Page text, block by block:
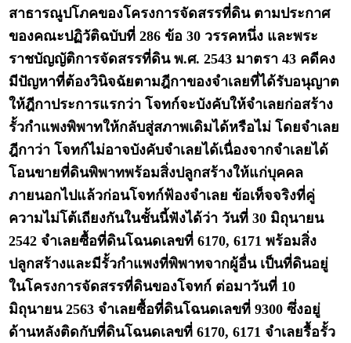
สาธารณูปโภคของโครงการจัดสรรที่ดิน ตามประกาศ
ของคณะปฏิวัติฉบับที่ 286 ข้อ 30 วรรคหนึ่ง และพระ
ราชบัญญัติการจัดสรรที่ดิน พ.ศ. 2543 มาตรา 43 คดีคง
มีปัญหาที่ต้องวินิจฉัยตามฎีกาของจำเลยที่ได้รับอนุญาต
ให้ฎีกาประการแรกว่า โจทก์จะบังคับให้จำเลยก่อสร้าง
รั้วกำแพงพิพาทให้กลับสู่สภาพเดิมได้หรือไม่ โดยจำเลย
ฎีกาว่า โจทก์ไม่อาจบังคับจำเลยได้เนื่องจากจำเลยได้
โอนขายที่ดินพิพาทพร้อมสิ่งปลูกสร้างให้แก่บุคคล
ภายนอกไปแล้วก่อนโจทก์ฟ้องจำเลย ข้อเท็จจริงที่คู่
ความไม่โต้เถียงกันในชั้นนี้ฟังได้ว่า วันที่ 30 มิถุนายน
2542 จำเลยซื้อที่ดินโฉนดเลขที่ 6170, 6171 พร้อมสิ่ง
ปลูกสร้างและมีรั้วกำแพงที่พิพาทจากผู้อื่น เป็นที่ดินอยู่
ในโครงการจัดสรรที่ดินของโจทก์ ต่อมาวันที่ 10
มิถุนายน 2563 จำเลยซื้อที่ดินโฉนดเลขที่ 9300 ซึ่งอยู่
ด้านหลังติดกับที่ดินโฉนดเลขที่ 6170, 6171 จำเลยรื้อรั้ว